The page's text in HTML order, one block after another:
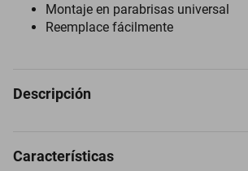
Montaje en parabrisas universal
Reemplace fácilmente
Descripción
Espejo Retrovisor para Pontiac Grand 1961 a
Características